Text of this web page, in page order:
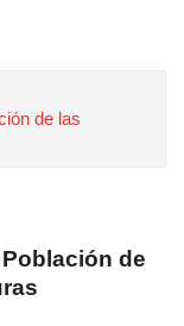
de las
de